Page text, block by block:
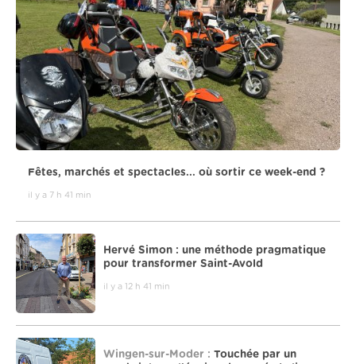
Fêtes, marchés et spectacles... où sortir ce week-end ?
il y a 7 h 41 min
Hervé Simon : une méthode pragmatique
pour transformer Saint-Avold
il y a 12 h 41 min
Wingen-sur-Moder : Touchée par un